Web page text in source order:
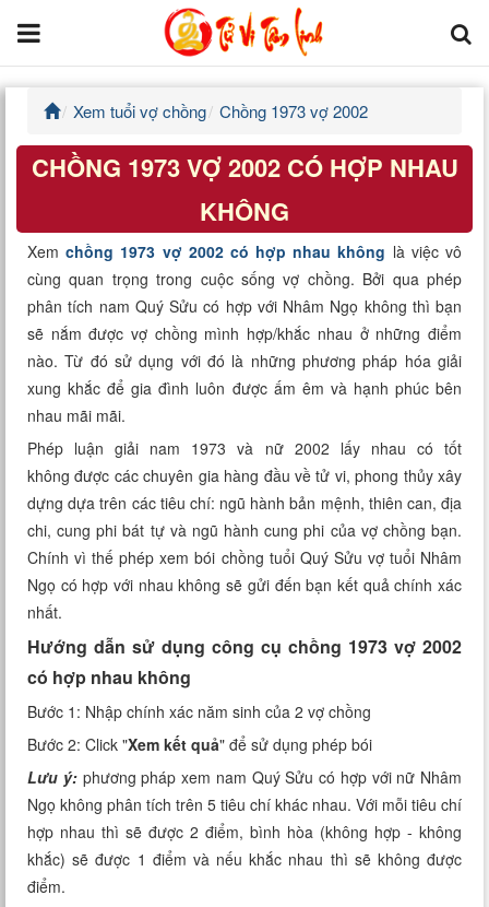
Trang chủ
Tử Vi Đẩu Số
Tử Vi 12 Con Giáp
Phong thủy
Kinh Dịch
Văn Hoa Tâm linh
Xem ngày
Xem tuổi
Xem bói
Tướng số
Cung hoàng đạo
Xem tuổi vợ chồng Chồng 1973 vợ 2002
CHỒNG 1973 VỢ 2002 CÓ HỢP NHAU
KHÔNG
Xem chồng 1973 vợ 2002 có hợp nhau không là việc vô
cùng quan trọng trong cuộc sống vợ chồng. Bởi qua phép
phân tích nam Quý Sửu có hợp với Nhâm Ngọ không thì bạn
sẽ nắm được vợ chồng mình hợp/khắc nhau ở những điểm
nào. Từ đó sử dụng với đó là những phương pháp hóa giải
xung khắc để gia đình luôn được ấm êm và hạnh phúc bên
nhau mãi mãi.
Phép luận giải nam 1973 và nữ 2002 lấy nhau có tốt
không được các chuyên gia hàng đầu về tử vi, phong thủy xây
dựng dựa trên các tiêu chí: ngũ hành bản mệnh, thiên can, địa
chi, cung phi bát tự và ngũ hành cung phi của vợ chồng bạn.
Chính vì thế phép xem bói chồng tuổi Quý Sửu vợ tuổi Nhâm
Ngọ có hợp với nhau không sẽ gửi đến bạn kết quả chính xác
nhất.
Hướng dẫn sử dụng công cụ chồng 1973 vợ 2002
có hợp nhau không
Bước 1: Nhập chính xác năm sinh của 2 vợ chồng
Bước 2: Click "Xem kết quả" để sử dụng phép bói
Lưu ý:phương pháp xem nam Quý Sửu có hợp với nữ Nhâm
Ngọ không phân tích trên 5 tiêu chí khác nhau. Với mỗi tiêu chí
hợp nhau thì sẽ được 2 điểm, bình hòa (không hợp - không
khắc) sẽ được 1 điểm và nếu khắc nhau thì sẽ không được
điểm.